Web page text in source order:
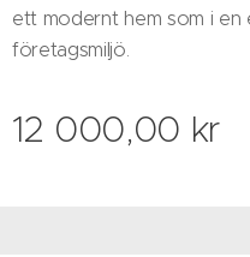
ett modernt hem som i en
företagsmiljö.
12 000,00 kr